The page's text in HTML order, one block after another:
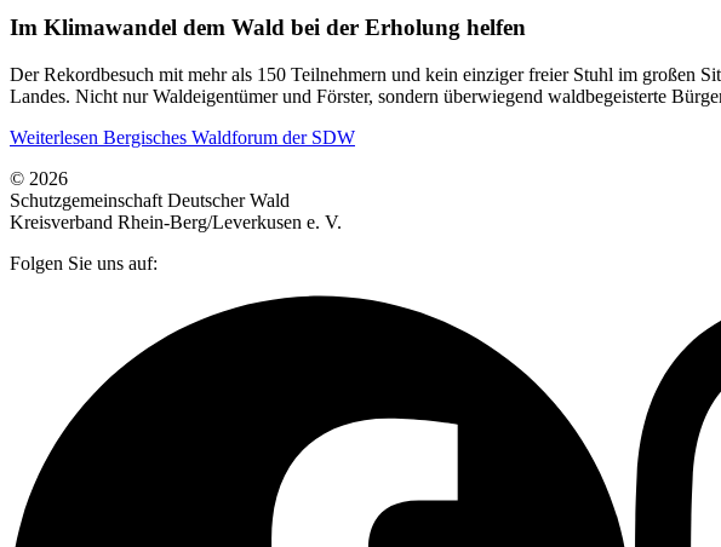
Im Klimawandel dem Wald bei der Erholung helfen
Der Rekordbesuch mit mehr als 150 Teilnehmern und kein einziger freier Stuhl im großen
Landes. Nicht nur Waldeigentümer und Förster, sondern überwiegend waldbegeisterte
Weiterlesen Bergisches Waldforum der SDW
© 2026
Schutzgemeinschaft Deutscher Wald
Kreisverband Rhein-Berg/Leverkusen e. V.
Folgen Sie uns auf: